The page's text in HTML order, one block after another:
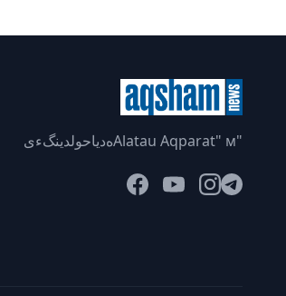
"Alatau Aqparat" мەدياحولدينگءى